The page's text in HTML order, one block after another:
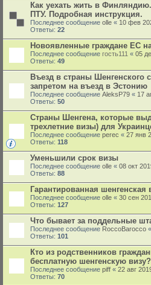
Как уехать жить в
ПТУ. Подробная инструкция.
Последнее сообщение olle « 10 фев
Ответы: 22
Новоявленные граждане ЕС
Последнее сообщение гость111 « 05
Ответы: 49
Въезд в страны Шенгенского
запретом на въезд в Эстонию
Последнее сообщение AleksP79 « 17
Ответы: 50
Страны Шенгена, которые
трехлетние визы) для
Последнее сообщение perec « 27 янв
Ответы: 118
Уменьшили срок визы
Последнее сообщение olle « 08 окт
Ответы: 88
Гарантированная шенгенская
Последнее сообщение olle « 30 сен
Ответы: 127
Что бывает за поддельные
Последнее сообщение RoccoBarocco «
Ответы: 101
Кто из родственников
бесплатную шенгенскую визу?
Последнее сообщение piff « 22 авг
Ответы: 70